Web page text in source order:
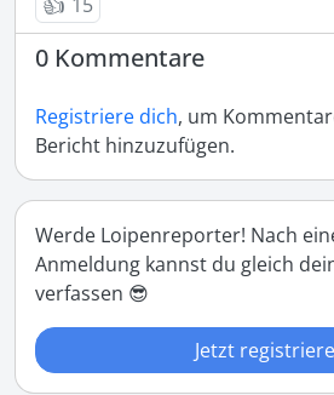
0 Kommentare
Registriere dich, um
Bericht hinzuzufügen.
Werde Loipenreporter! Nach
Anmeldung kannst du gleich
verfassen 😎
Jetzt